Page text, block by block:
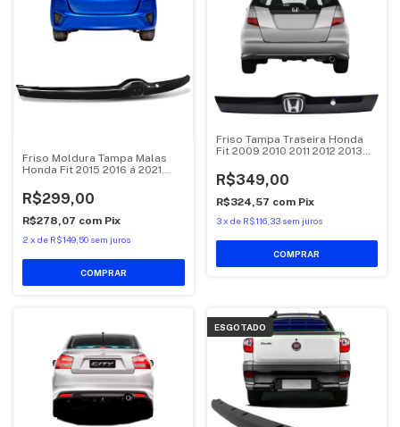
Friso Moldura Tampa Malas
Honda Fit 2015 2016 á 2021
R$299,00
R$278,07 com Pix
2 x de R$149,50 sem juros
Friso Tampa Traseira Honda
Fit 2009 2010 2011 2012 2013
R$349,00
R$324,57 com Pix
3 x de R$116,33 sem juros
ESGOTADO